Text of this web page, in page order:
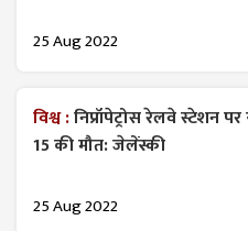
25 Aug 2022
विश्व :निप्रॉपेट्रोस रेलवे स्टेशन
15 की मौत: जेलेंस्की
25 Aug 2022